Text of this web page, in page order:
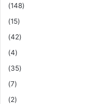
(148)
(15)
(42)
(4)
(35)
(7)
(2)